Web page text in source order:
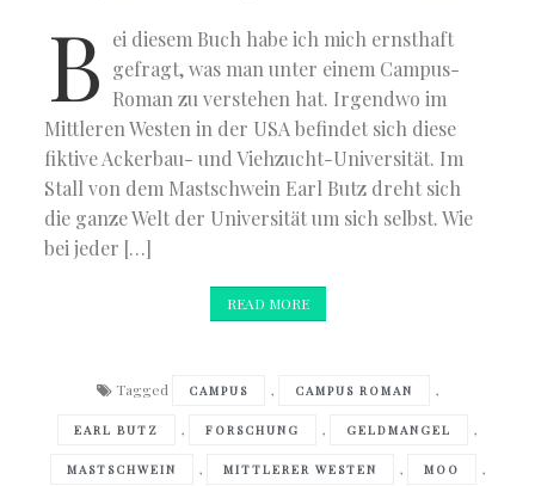
B ei diesem Buch habe ich mich ernsthaft
gefragt, was man unter einem Campus-
Roman zu verstehen hat. Irgendwo im
Mittleren Westen in der USA befindet sich diese
fiktive Ackerbau- und Viehzucht-Universität. Im
Stall von dem Mastschwein Earl Butz dreht sich
die ganze Welt der Universität um sich selbst. Wie
bei jeder […]
READ MORE
Tagged CAMPUS , CAMPUS ROMAN ,
EARL BUTZ , FORSCHUNG , GELDMANGEL ,
MASTSCHWEIN , MITTLERER WESTEN , MOO ,